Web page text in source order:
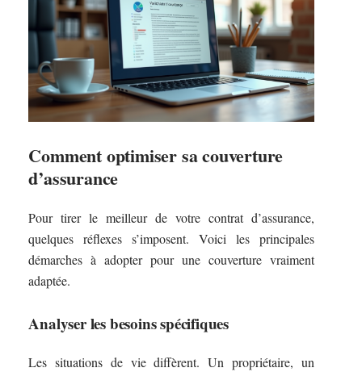
Comment optimiser sa couverture
d’assurance
Pour tirer le meilleur de votre contrat d’assurance,
quelques réflexes s’imposent. Voici les principales
démarches à adopter pour une couverture vraiment
adaptée.
Analyser les besoins spécifiques
Les situations de vie diffèrent. Un propriétaire, un